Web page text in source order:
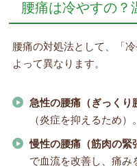
腰痛は冷やすの？
腰痛の対処法として、「
よって異なります。
急性の腰痛（ぎっくり
（炎症を抑えるため）。
慢性の腰痛（筋肉の緊
で血流を改善し、痛み